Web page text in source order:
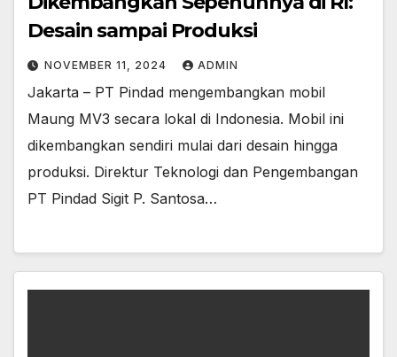
Desain sampai Produksi
NOVEMBER 11, 2024 ADMIN
Jakarta – PT Pindad mengembangkan mobil
Maung MV3 secara lokal di Indonesia. Mobil ini
dikembangkan sendiri mulai dari desain hingga
produksi. Direktur Teknologi dan Pengembangan
PT Pindad Sigit P. Santosa…